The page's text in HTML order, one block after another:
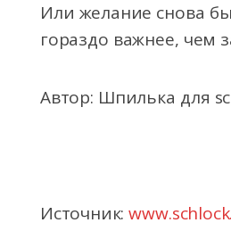
Или желание снова
гораздо важнее, чем
Автор: Шпилька для
Источник: